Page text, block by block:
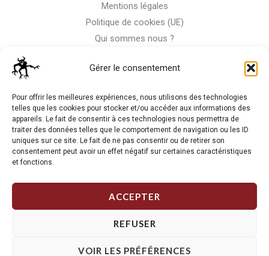
Gérer le consentement
Pour offrir les meilleures expériences, nous utilisons des technologies
telles que les cookies pour stocker et/ou accéder aux informations des
appareils. Le fait de consentir à ces technologies nous permettra de
traiter des données telles que le comportement de navigation ou les ID
uniques sur ce site. Le fait de ne pas consentir ou de retirer son
consentement peut avoir un effet négatif sur certaines caractéristiques
et fonctions.
ACCEPTER
REFUSER
VOIR LES PRÉFÉRENCES
Mentions légales
Politique de cookies (UE)
Qui sommes nous ?
La RC n'est pas notre seule passion, venez visiter notre shop
de motos
Copyright © 2026 Storm RC. Powered by Storm Team.